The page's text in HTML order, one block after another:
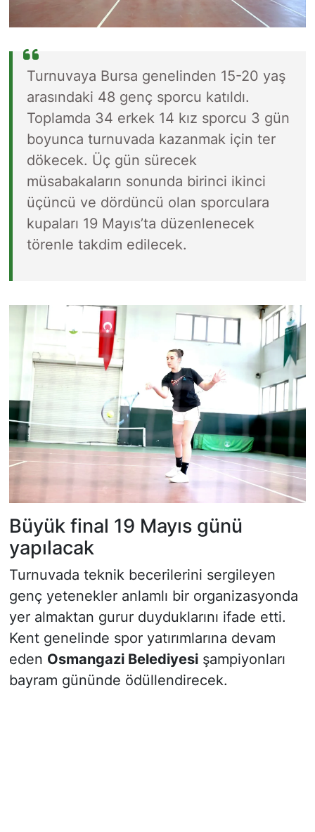
Turnuvaya Bursa genelinden 15-20 yaş
arasındaki 48 genç sporcu katıldı.
Toplamda 34 erkek 14 kız sporcu 3 gün
boyunca turnuvada kazanmak için ter
dökecek. Üç gün sürecek
müsabakaların sonunda birinci ikinci
üçüncü ve dördüncü olan sporculara
kupaları 19 Mayıs’ta düzenlenecek
törenle takdim edilecek.
Büyük final 19 Mayıs günü
yapılacak
Turnuvada teknik becerilerini sergileyen
genç yetenekler anlamlı bir organizasyonda
yer almaktan gurur duyduklarını ifade etti.
Kent genelinde spor yatırımlarına devam
eden Osmangazi Belediyesişampiyonları
bayram gününde ödüllendirecek.